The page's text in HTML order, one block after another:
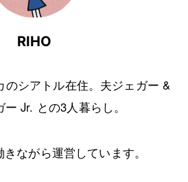
RIHO
のシアトル在住。夫ジェガー &
Jr. との3人暮らし。
ながら運営しています。